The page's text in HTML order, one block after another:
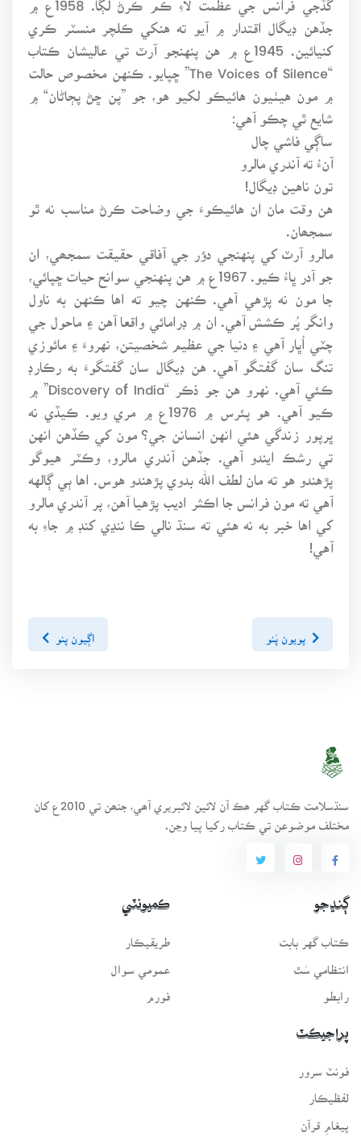
جڏهن ڊيگال اقتدار ۾ آيو ته هنکي ڪلچر منسٽر ڪري
کنيائين. 1945ع ۾ هن پنهنجو آرٽ تي عاليشان ڪتاب
“The Voices of Silence” ڇپايو. ڪنهن مخصوص حالت
۾ مون هيٺيون هائيڪو لکيو هو، جو ”پن ڇڻ پڄاڻان“ ۾
شايع ٿي چڪو آهي:
ساڳي فاشي چال
آنءُ ته آندري مالرو
تون ناهين ڊيگال!
هن وقت مان ان هائيڪوءَ جي وضاحت ڪرڻ مناسب نه ٿو
سمجھان.
مالرو آرٽ کي پنهنجي دؤر جي آفاقي حقيقت سمجھي، ان
جو آدر ڀاءُ ڪيو. 1967ع ۾ هن پنهنجي سوانح حيات ڇپائي،
جا مون نه پڙهي آهي. ڪنهن چيو ته اها ڪنهن به ناول
وانگر پُر ڪشش آهي. ان ۾ ڊرامائي واقعا آهن ۽ ماحول جي
چٽي اُڀار آهي ۽ دنيا جي عظيم شخصيتن، نهروءَ ۽ مائوزي
تنگ سان گفتگو آهي. هن ڊيگال سان گفتگوءَ به رڪارڊ
ڪئي آهي. نهرو هن جو ذڪر “Discovery of India” ۾
ڪيو آهي. هو پئرس ۾ 1976ع ۾ مري ويو. ڪيڏي نه
ڀرپور زندگي هئي انهن انسانن جي؟ مون کي ڪڏهن انهن
تي رشڪ ايندو آهي. جڏهن آندري مالرو، وڪٽر هيوگو
پڙهندو هو ته مان لطف الله بدوي پڙهندو هوس. اها ٻي ڳالهه
آهي ته مون فرانس جا اڪثر اديب پڙهيا آهن، پر آندري مالرو
کي اها خبر به نه هئي ته سنڌ نالي ڪا ننڍي کنڊ ۾ جاءِ به
آهي!
پويون پَنو اڳيون پنو
سنڌسلامت ڪتاب گهر ھڪ آن لائين لائبريري آھي، جنھن تي 2010ع کان
مختلف موضوعن تي ڪتاب رکيا پيا وڃن.
ڳنڍجو
ڪتاب گهر بابت
انتظامي سَٿ
رابطو
ڪميونٽي
طريقيڪار
عمومي سوال
فورم
پراجيڪٽ
لفظيڪار
پيغامِ قرآن